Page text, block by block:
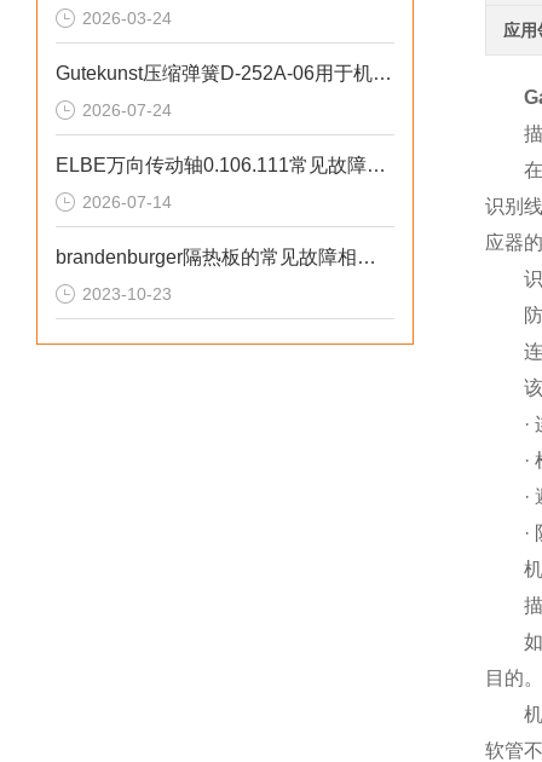
2026-03-24
Gutekunst压缩弹簧D-252A-06用于机床与液压元件
2026-07-24
ELBE万向传动轴0.106.111常见故障处理方法
2026-07-14
brandenburger隔热板的常见故障相应解决方法分享
2023-10-23
应用
描
在生
识别
应器
识
防
连接
该
· 连
· 检
· 避
· 防
机
描
如果
目的。
机械
软管